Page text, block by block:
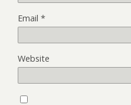
Email *
Website